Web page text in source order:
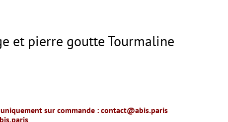
et pierre goutte Tourmaline
sur commande : contact@abis.paris